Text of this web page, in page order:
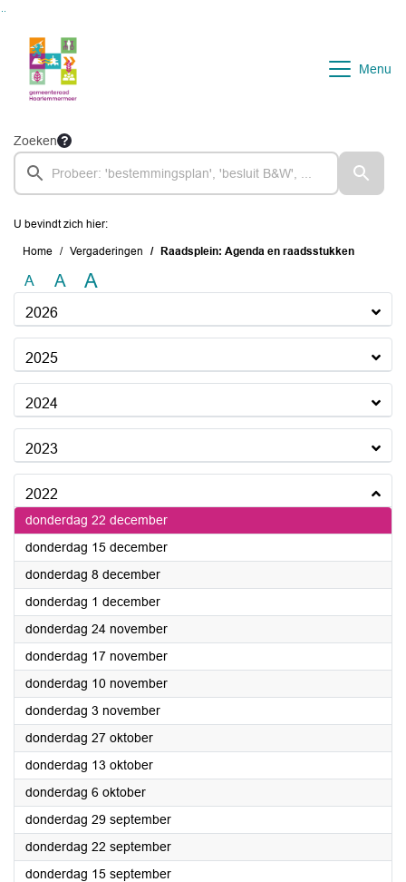
Menu
Zoeken
U bevindt zich hier:
Home Vergaderingen Raadsplein: Agenda en raadsstukken
A A A
2026
2025
2024
2023
2022
donderdag 22 december2022
donderdag 15 december2022
donderdag 8 december2022
donderdag 1 december2022
donderdag 24 november2022
donderdag 17 november2022
donderdag 10 november2022
donderdag 3 november2022
donderdag 27 oktober2022
donderdag 13 oktober2022
donderdag 6 oktober2022
donderdag 29 september2022
donderdag 22 september2022
donderdag 15 september2022